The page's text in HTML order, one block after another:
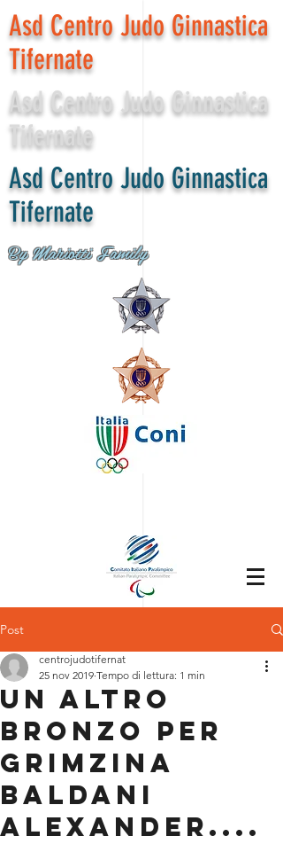
Asd Centro Judo Ginnastica
Tifernate
Asd Centro Judo Ginnastica
Tifernate
Asd Centro Judo Ginnastica
Tifernate
By Mariotti Family
Post
UN ALTRO
BRONZO PER
GRIMZINA
BALDANI
ALEXANDER....
centrojudotifernat
25 nov 2019 Tempo di lettura: 1 min